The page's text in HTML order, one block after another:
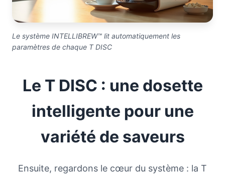
Le système INTELLIBREW™ lit automatiquement les
paramètres de chaque T DISC
Le T DISC : une dosette
intelligente pour une
variété de saveurs
Ensuite, regardons le cœur du système : la T